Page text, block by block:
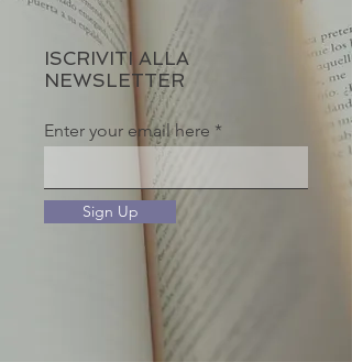
ISCRIVITI ALLA
NEWSLETTER
Enter your email here
Sign Up